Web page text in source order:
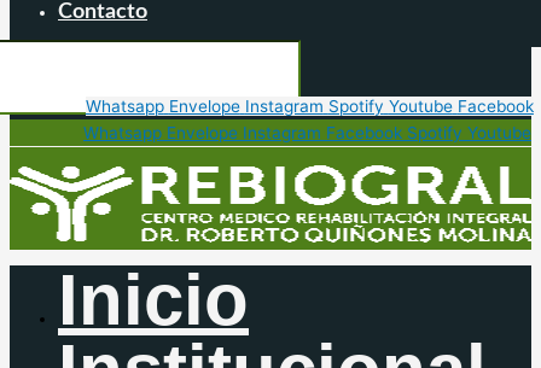
Contacto
Whatsapp Envelope Instagram Spotify Youtube Facebook
Whatsapp Envelope Instagram Facebook Spotify Youtube
Inicio